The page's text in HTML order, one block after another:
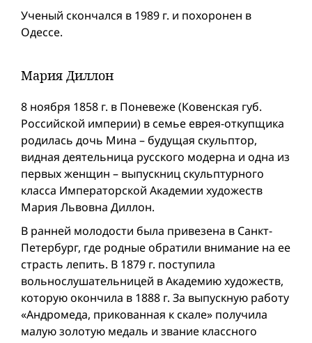
Ученый скончался в 1989 г. и похоронен в
Одессе.
Мария Диллон
8 ноября 1858 г. в Поневеже (Ковенская губ.
Российской империи) в семье еврея-откупщика
родилась дочь Мина – будущая скульптор,
видная деятельница русского модерна и одна из
первых женщин – выпускниц скульптурного
класса Императорской Академии художеств
Мария Львовна Диллон.
В ранней молодости была привезена в Санкт-
Петербург, где родные обратили внимание на ее
страсть лепить. В 1879 г. поступила
вольнослушательницей в Академию художеств,
которую окончила в 1888 г. За выпускную работу
«Андромеда, прикованная к скале» получила
малую золотую медаль и звание классного